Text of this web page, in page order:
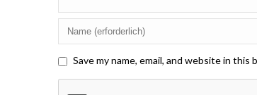
Save my name, email, and website in